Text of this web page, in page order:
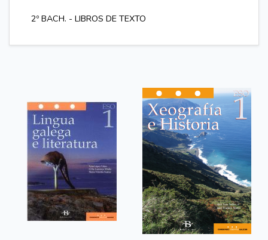
2º BACH. - LIBROS DE TEXTO